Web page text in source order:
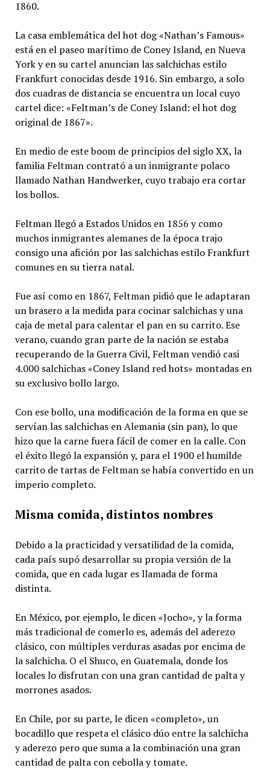
1860.
La casa emblemática del hot dog «Nathan’s Famous»
está en el paseo marítimo de Coney Island, en Nueva
York y en su cartel anuncian las salchichas estilo
Frankfurt conocidas desde 1916. Sin embargo, a solo
dos cuadras de distancia se encuentra un local cuyo
cartel dice: «Feltman’s de Coney Island: el hot dog
original de 1867».
En medio de este boom de principios del siglo XX, la
familia Feltman contrató a un inmigrante polaco
llamado Nathan Handwerker, cuyo trabajo era cortar
los bollos.
Feltman llegó a Estados Unidos en 1856 y como
muchos inmigrantes alemanes de la época trajo
consigo una afición por las salchichas estilo Frankfurt
comunes en su tierra natal.
Fue así como en 1867, Feltman pidió que le adaptaran
un brasero a la medida para cocinar salchichas y una
caja de metal para calentar el pan en su carrito. Ese
verano, cuando gran parte de la nación se estaba
recuperando de la Guerra Civil, Feltman vendió casi
4.000 salchichas «Coney Island red hots» montadas en
su exclusivo bollo largo.
Con ese bollo, una modificación de la forma en que se
servían las salchichas en Alemania (sin pan), lo que
hizo que la carne fuera fácil de comer en la calle. Con
el éxito llegó la expansión y, para el 1900 el humilde
carrito de tartas de Feltman se había convertido en un
imperio completo.
Misma comida, distintos nombres
Debido a la practicidad y versatilidad de la comida,
cada país supó desarrollar su propia versión de la
comida, que en cada lugar es llamada de forma
distinta.
En México, por ejemplo, le dicen «Jocho», y la forma
más tradicional de comerlo es, además del aderezo
clásico, con múltiples verduras asadas por encima de
la salchicha. O el Shuco, en Guatemala, donde los
locales lo disfrutan con una gran cantidad de palta y
morrones asados.
En Chile, por su parte, le dicen «completo», un
bocadillo que respeta el clásico dúo entre la salchicha
y aderezo pero que suma a la combinación una gran
cantidad de palta con cebolla y tomate.